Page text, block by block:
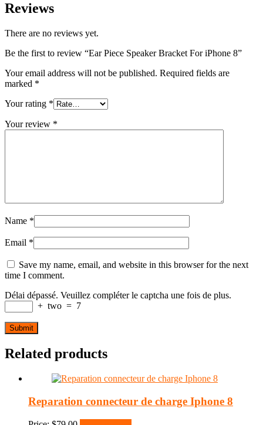
Reviews
There are no reviews yet.
Be the first to review “Ear Piece Speaker Bracket For iPhone 8”
Your email address will not be published. Required fields are
marked *
Your rating *
Your review *
Name *
Email *
Save my name, email, and website in this browser for the next
time I comment.
Délai dépassé. Veuillez compléter le captcha une fois de plus.
+ two = 7
Related products
Reparation connecteur de charge Iphone 8